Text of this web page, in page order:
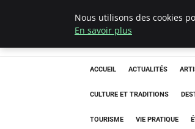
Correze
ACCUEIL ACTUALITÉS
CULTURE ET TRADITIONS
TOURISME VIE PRATIQUE
Nous utilisons des cookies
En savoir plus